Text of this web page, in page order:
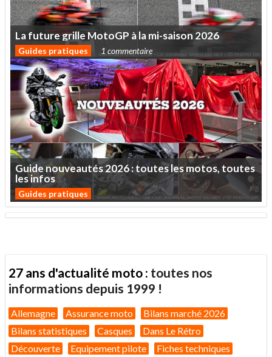
Lafuturegrille MotoGP àlami-saison 2026
Guides pratiques 1 commentaire
Guidenouveautés2026:touteslesmotos,toutes
lesinfos
Guides pratiques
27 ans d'actualité moto : toutes nos
informations depuis 1999 !
Allemagne Assurance moto
Bilans marché 2026
Bilans statistiques
Casques
Dans Le Rétro
Découverte
Equipement pilote Fiches techniques